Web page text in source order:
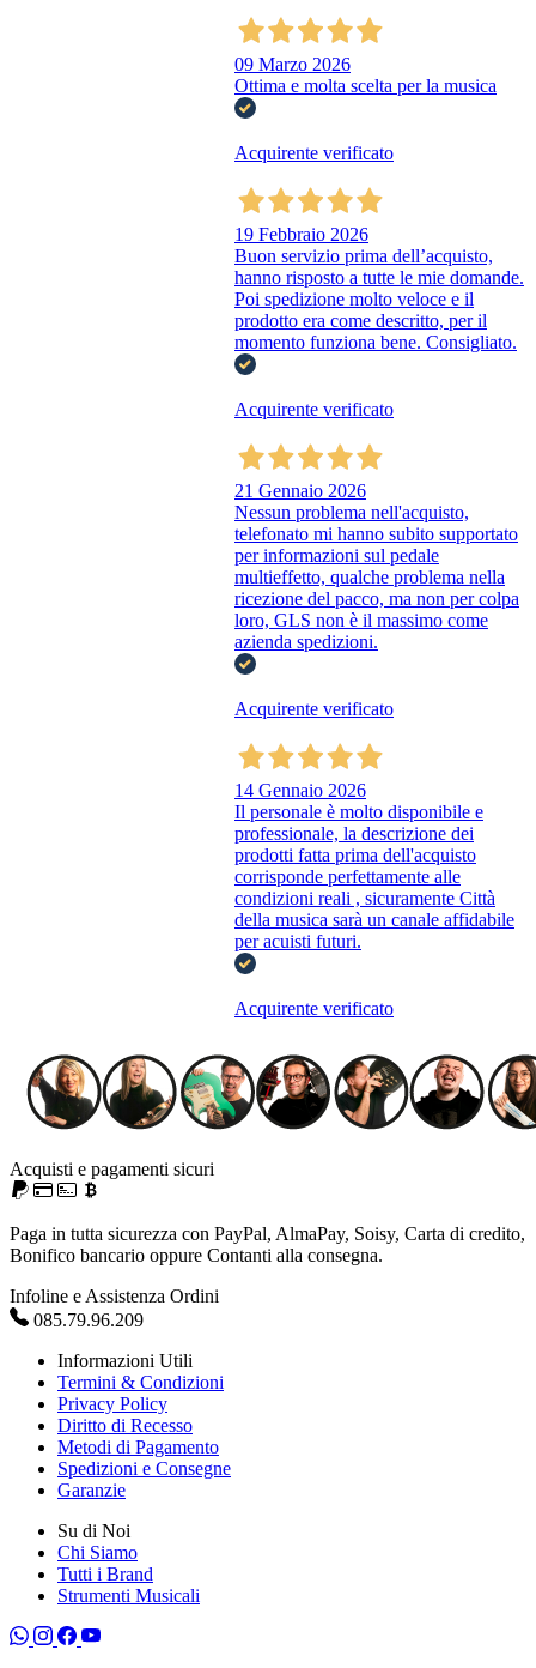
09 Marzo 2026
Ottima e molta scelta per la musica
Acquirente verificato
19 Febbraio 2026
Buon servizio prima dell’acquisto,
hanno risposto a tutte le mie domande.
Poi spedizione molto veloce e il
prodotto era come descritto, per il
momento funziona bene. Consigliato.
Acquirente verificato
21 Gennaio 2026
Nessun problema nell'acquisto,
telefonato mi hanno subito supportato
per informazioni sul pedale
multieffetto, qualche problema nella
ricezione del pacco, ma non per colpa
loro, GLS non è il massimo come
azienda spedizioni.
Acquirente verificato
14 Gennaio 2026
Il personale è molto disponibile e
professionale, la descrizione dei
prodotti fatta prima dell'acquisto
corrisponde perfettamente alle
condizioni reali , sicuramente Città
della musica sarà un canale affidabile
per acuisti futuri.
Acquirente verificato
Acquisti e pagamenti sicuri
Paga in tutta sicurezza con PayPal, AlmaPay, Soisy, Carta di credito,
Bonifico bancario oppure Contanti alla consegna.
Infoline e Assistenza Ordini
085.79.96.209
Informazioni Utili
Termini & Condizioni
Privacy Policy
Diritto di Recesso
Metodi di Pagamento
Spedizioni e Consegne
Garanzie
Su di Noi
Chi Siamo
Tutti i Brand
Strumenti Musicali